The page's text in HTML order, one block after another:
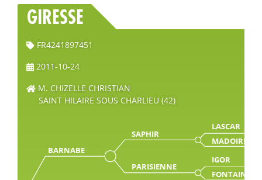
GIRESSE
FR4241897451
2011-10-24
M. CHIZELLE CHRISTIAN
SAINT HILAIRE SOUS CHARLIEU (42)
BARNABE
SAPHIR
LASCAR
MADOIRE
PARISIENNE
IGOR
FONTAINE